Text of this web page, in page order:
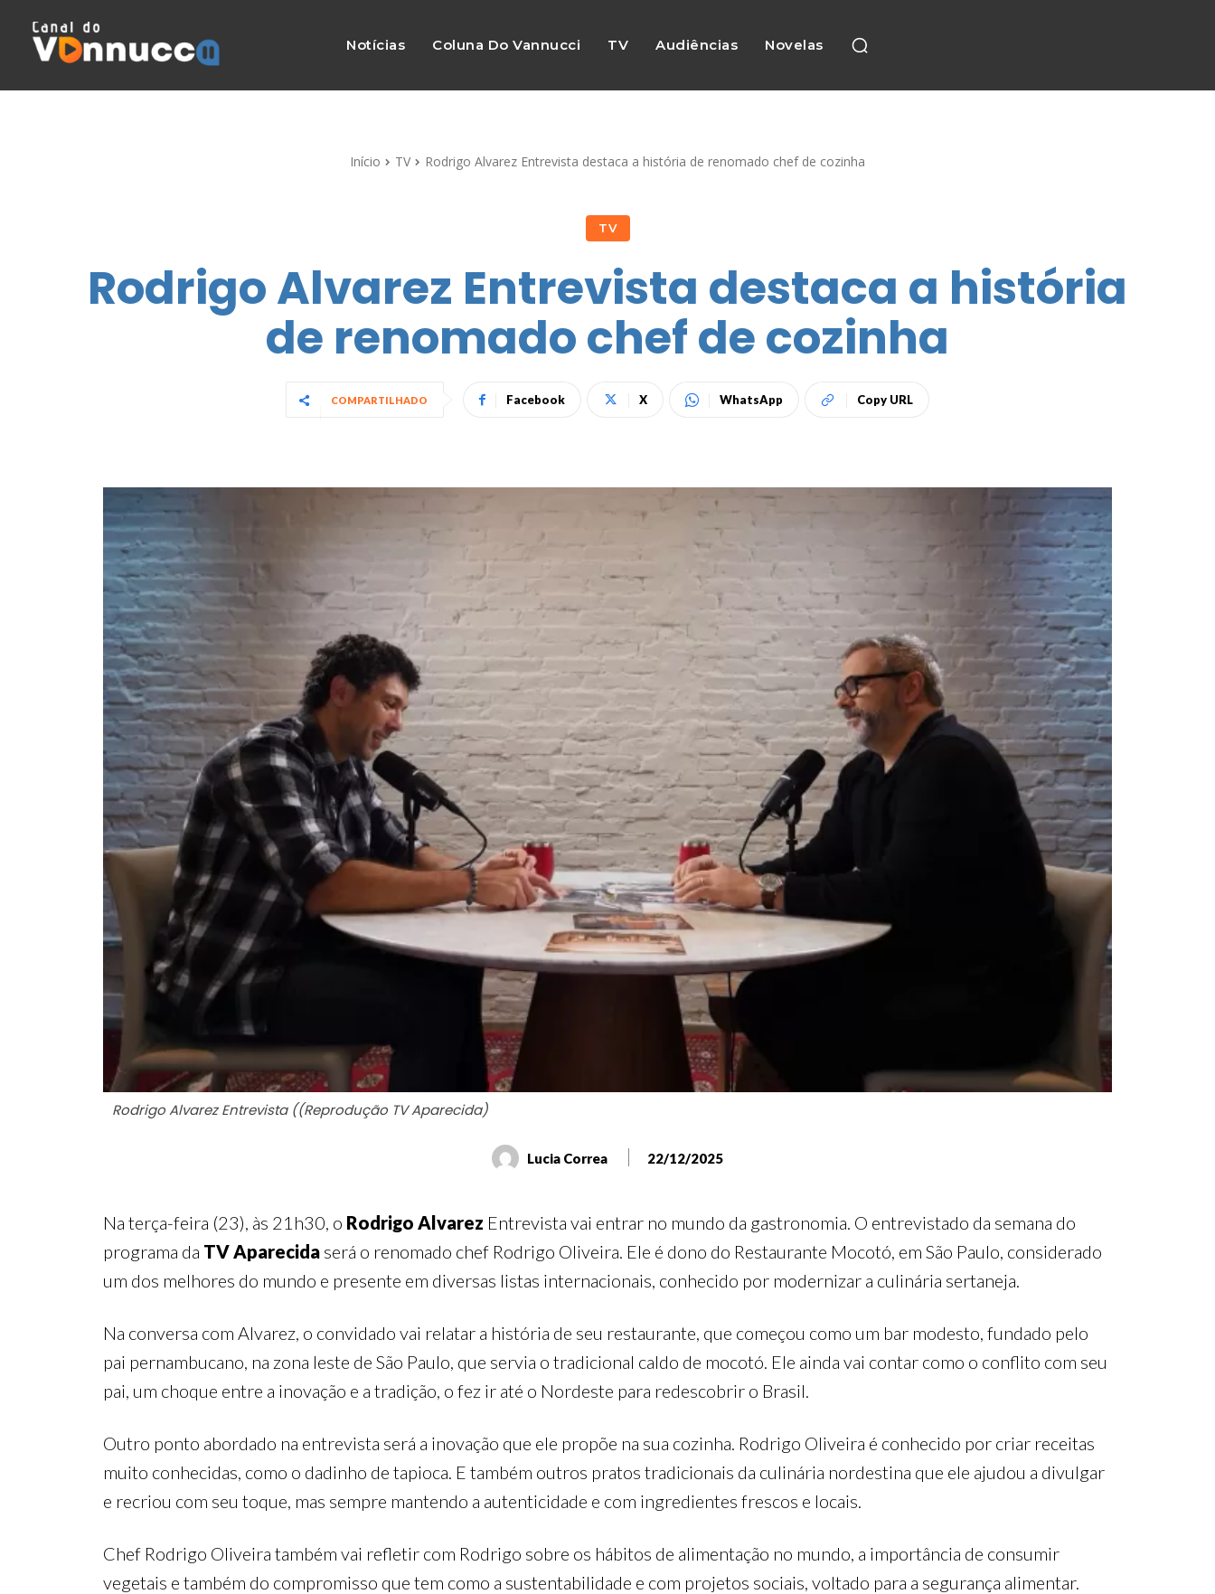
Notícias Coluna Do Vannucci TV Audiências Novelas
Início TV Rodrigo Alvarez Entrevista destaca a história de renomado chef de cozinha
TV
Rodrigo Alvarez Entrevista destaca a história
de renomado chef de cozinha
COMPARTILHADO Facebook X WhatsApp Copy URL
Rodrigo Alvarez Entrevista ((Reprodução TV Aparecida)
Lucia Correa 22/12/2025
Na terça-feira (23), às 21h30, o Rodrigo Alvarez Entrevista vai entrar no mundo da gastronomia. O entrevistado da semana do
programa da TV Aparecida será o renomado chef Rodrigo Oliveira. Ele é dono do Restaurante Mocotó, em São Paulo, considerado
um dos melhores do mundo e presente em diversas listas internacionais, conhecido por modernizar a culinária sertaneja.
Na conversa com Alvarez, o convidado vai relatar a história de seu restaurante, que começou como um bar modesto, fundado pelo
pai pernambucano, na zona leste de São Paulo, que servia o tradicional caldo de mocotó. Ele ainda vai contar como o conflito com seu
pai, um choque entre a inovação e a tradição, o fez ir até o Nordeste para redescobrir o Brasil.
Outro ponto abordado na entrevista será a inovação que ele propõe na sua cozinha. Rodrigo Oliveira é conhecido por criar receitas
muito conhecidas, como o dadinho de tapioca. E também outros pratos tradicionais da culinária nordestina que ele ajudou a divulgar
e recriou com seu toque, mas sempre mantendo a autenticidade e com ingredientes frescos e locais.
Chef Rodrigo Oliveira também vai refletir com Rodrigo sobre os hábitos de alimentação no mundo, a importância de consumir
vegetais e também do compromisso que tem como a sustentabilidade e com projetos sociais, voltado para a segurança alimentar.